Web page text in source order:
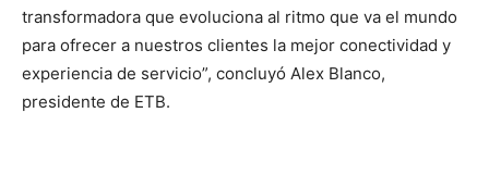
transformadora que evoluciona al ritmo que va el mundo
para ofrecer a nuestros clientes la mejor conectividad y
experiencia de servicio”, concluyó Alex Blanco,
presidente de ETB.